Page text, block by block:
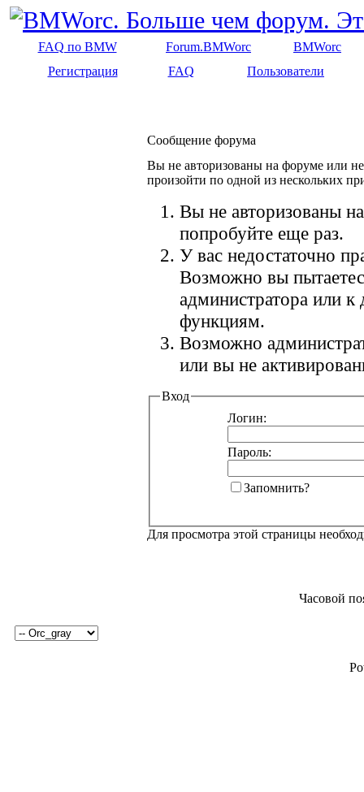
FAQ по BMW Forum.BMWorc
BMWorc
Регистрация
FAQ Пользователи
Сообщение форума
Вы не авторизованы на форуме или
произойти по одной из нескольких
Вы не авторизованы
попробуйте еще раз.
У вас недостаточно
Возможно вы
администратора или
функциям.
Возможно
или вы не
Вход
Логин:
Пароль:
Запомнить?
Для просмотра этой страницы
Часовой